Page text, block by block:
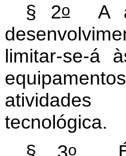
§ 2oA
limitar-se-á
o